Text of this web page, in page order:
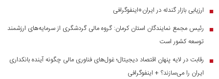
■ ارزیابی بازار گندله در ایران+اینفوگرافی
■
رئیس مجمع نمایندگان استان کرمان: گروه مالی گردشگری از سرمایه‌های ارزشمند
توسعه کشور است
■
رقابت در لایه پنهان اقتصاد دیجیتال؛ غول‌های فناوری مالی چگونه آینده بانکداری
ایران را می‌سازند؟ + اینفوگرافی